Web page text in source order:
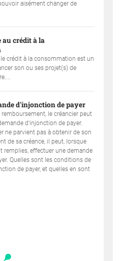
aisément changer de
au crédit à la
le crédit à la consommation est un
son ou ses projet(s) de
d'injonction de payer
remboursement, le créancier peut
d'injonction de payer.
ne parvient pas à obtenir de son
de sa créance, il peut, lorsque
remplies, effectuer une demande
Quelles sont les conditions de
de payer, et quelles en sont